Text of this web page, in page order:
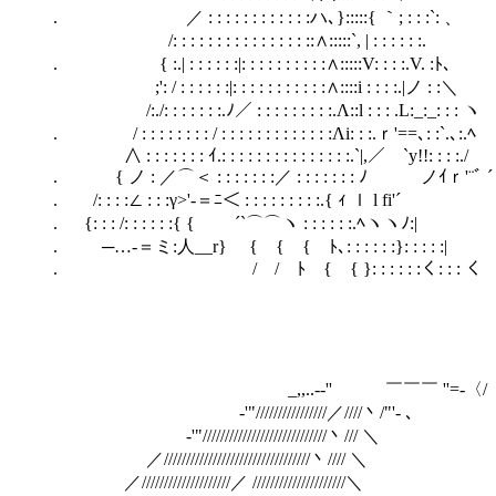
. ／ : : : : : : : : : : : :ハ､}:::::{ ｀; : :
/: : : : : : : : : : : : : : : ::∧:::::`, | : : : : : :.
. { :.| : : : : : :|: : : : : : : : : :∧:::::V: : : :.V. :ﾄ､
;': / : : : : : :|: : : : : : : : : : :∧::::i : : : :.|ノ : :＼
/:./: : : : : : :.ﾉ／ : : : : : : : : :.Λ::l : : : .L:_:_: : : ヽ
. / : : : : : : : : / : : : : : : : : : : : : :Λi: : :.ｒ'==､: :`.､:.ﾍ
∧ : : : : : : : ｲ.: : : : : : : : : : : : : : :.`|,／￣`y!!: : : :./
. { ノ : ／⌒＜ : : : : : : :／ : : : : : : : ﾉ ノｲｒ'¨ﾞ ´
. /: : : :∠ : : :γ>'-＝ﾆ＜ : : : : : : : : :.{ ｨ ｌ l fi'´
. {: : : /: : : : : :{ { ´`⌒⌒ヽ : : : : : :.ﾍヽヽﾉ:|
. ゝ─…‐＝ミ:人__r} { { { ﾄ､: : : : : :}: : : : :|
. / / ﾄ { { }: : : : : :く: : : く
/
_,,..-‐'' ￣￣￣ ''=‐〈/
-'"////////////////／////丶/"'- ､
-'"////////////////////////////丶/// ＼
／/////////////////////////////////丶//// ＼
／////////////////////／ /////////////////////＼